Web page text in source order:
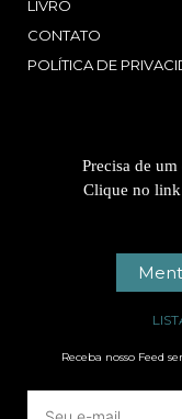
LIVRO
CONTATO
POLÍTICA DE
Precisa de
Clique no link
Receba nosso Feed